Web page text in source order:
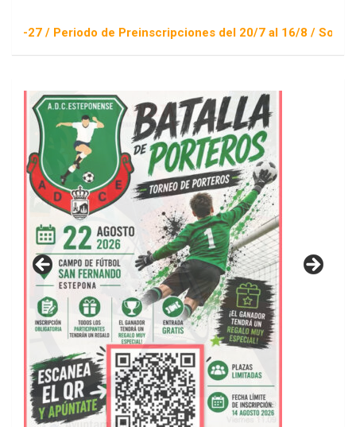
del 20/7 al 16/8 / Sorteo 1 de septiembre